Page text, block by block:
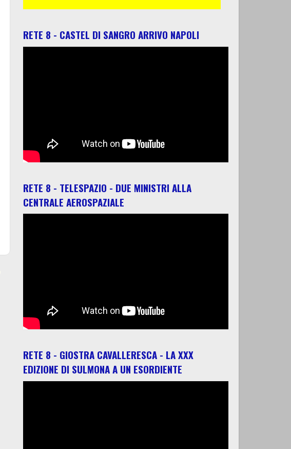
RETE 8 - CASTEL DI SANGRO ARRIVO NAPOLI
RETE 8 - TELESPAZIO - DUE MINISTRI ALLA
CENTRALE AEROSPAZIALE
RETE 8 - GIOSTRA CAVALLERESCA - LA XXX
EDIZIONE DI SULMONA A UN ESORDIENTE